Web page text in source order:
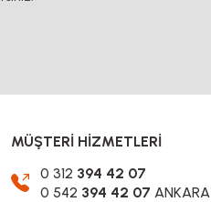
Bombe Başlı Somun M8
3,86 TLKDV Dahil
MÜŞTERİ HİZMETLERİ
0 312 394 42 07
0 542 394 42 07 ANKARA